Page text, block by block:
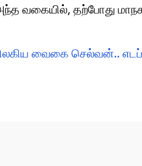
வகையில், தற்போது
வைகை செல்வன்..